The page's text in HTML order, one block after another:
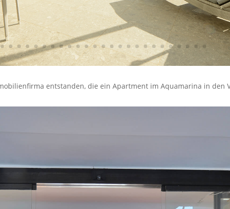
entstanden, die ein Apartment im Aquamarina in den